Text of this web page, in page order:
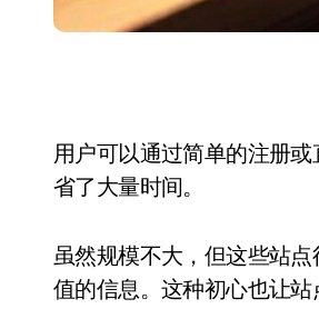
用户可以通过简单的注册
省了大量时间。
虽然规模不大，但这些站
值的信息。这种初心也让站